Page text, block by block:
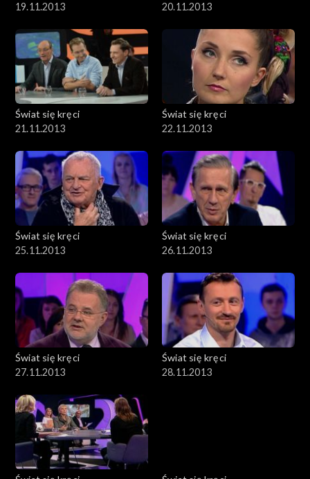
19.11.2013
20.11.2013
Świat się kręci
21.11.2013
Świat się kręci
22.11.2013
Świat się kręci
25.11.2013
Świat się kręci
26.11.2013
Świat się kręci
27.11.2013
Świat się kręci
28.11.2013